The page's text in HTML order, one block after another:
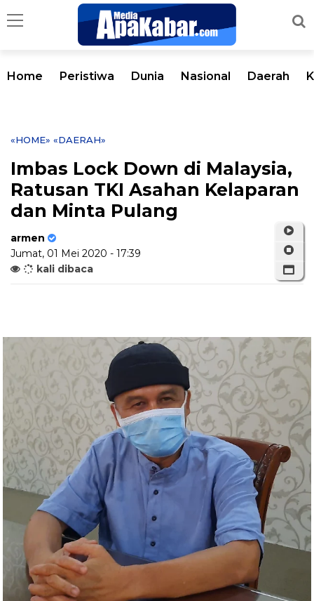
Home Peristiwa Dunia Nasional Daerah
«HOME» «DAERAH»
Imbas Lock Down di Malaysia,
Ratusan TKI Asahan Kelaparan
dan Minta Pulang
armen
Jumat, 01 Mei 2020 - 17:39
kali dibaca